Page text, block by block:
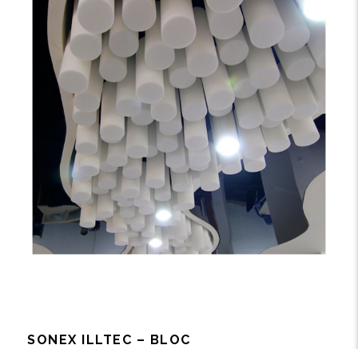
SONEX ILLTEC – BLOC